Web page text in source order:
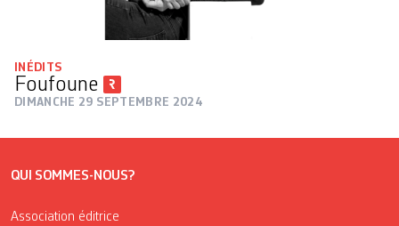
INÉDITS
Foufoune
DIMANCHE 29 SEPTEMBRE 2024
QUI SOMMES-NOUS?
Association éditrice